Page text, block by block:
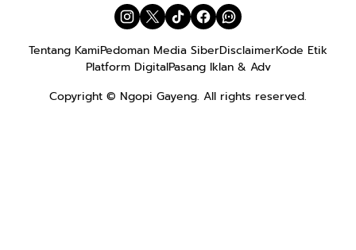
Tentang KamiPedoman Media SiberDisclaimerKode Etik
Platform DigitalPasang Iklan & Adv
Copyright © Ngopi Gayeng. All rights reserved.